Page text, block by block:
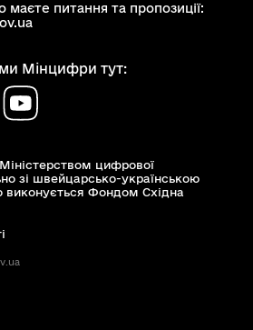
питання та пропозиції:
Мінцифри тут:
цифрової
зі швейцарсько-українською
виконується Фондом Східна